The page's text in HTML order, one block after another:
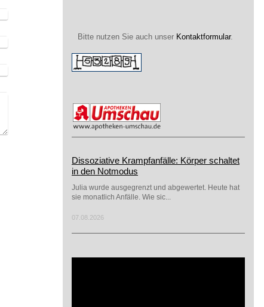
Bitte nutzen Sie auch unser Kontaktformular.
Dissoziative Krampfanfälle: Körper schaltet
in den Notmodus
Julia wurde ausgegrenzt und abgewertet. Heute hat
sie monatlich Anfälle. Wie sic...
07.08.2026